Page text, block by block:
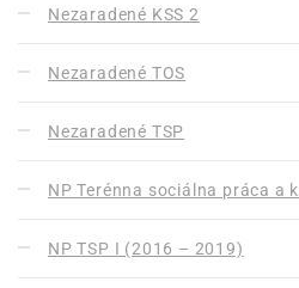
Nezaradené KSS 2
Nezaradené TOS
Nezaradené TSP
NP Terénna sociálna práca a
NP TSP I (2016 – 2019)